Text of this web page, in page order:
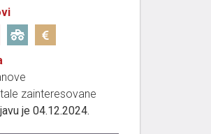
zainteresovane
je 04.12.2024.